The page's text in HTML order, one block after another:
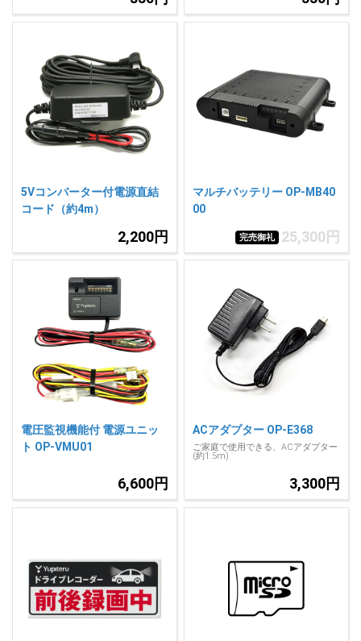
5Vコンバーター付電源直結
コード（約4m）
2,200円
マルチバッテリー OP-MB40
00
完売御礼 25,300円
電圧監視機能付 電源ユニッ
ト OP-VMU01
6,600円
ACアダプター OP-E368
ご家庭で使用できる、ACアダプター
(約1.5m)
3,300円